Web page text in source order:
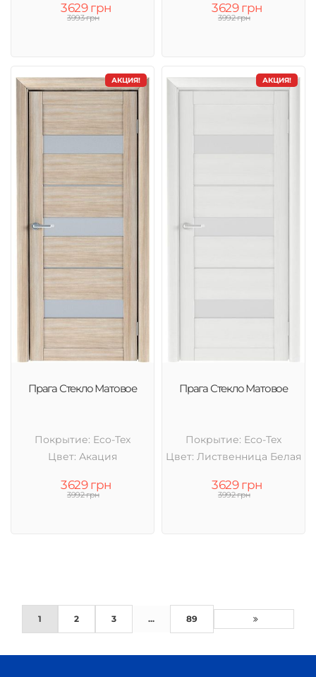
3629 грн
3993 грн
3629 грн
3992 грн
АКЦИЯ!
Прага Стекло Матовое
Покрытие: Eco-Tex
Цвет: Акация
3629 грн
3992 грн
АКЦИЯ!
Прага Стекло Матовое
Покрытие: Eco-Tex
Цвет: Лиственница Белая
3629 грн
3992 грн
1 2 3 ... 89